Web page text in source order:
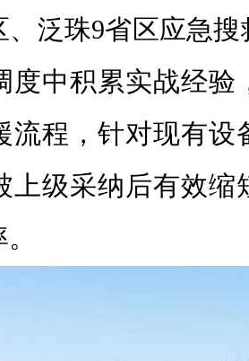
、泛珠9省区应急
度中积累实战经验
流程，针对现有设
上级采纳后有效缩